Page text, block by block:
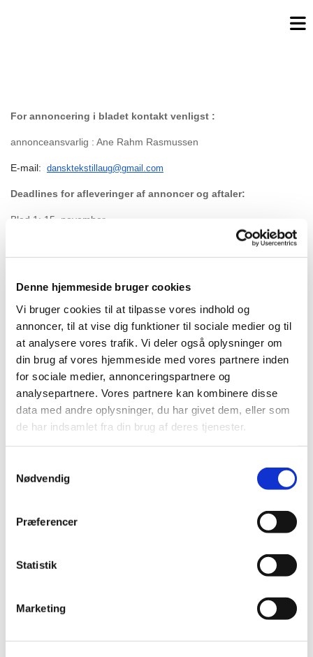
Denne hjemmeside bruger cookies
Vi bruger cookies til at tilpasse vores indhold og
annoncer, til at vise dig funktioner til sociale medier og til
at analysere vores trafik. Vi deler også oplysninger om
din brug af vores hjemmeside med vores partnere inden
for sociale medier, annonceringspartnere og
analysepartnere. Vores partnere kan kombinere disse
data med andre oplysninger, du har givet dem, eller som
de har indsamlet fra din brug af deres tjenester.
Nødvendig
Præferencer
Statistik
Marketing
For annoncering i bladet kontakt venligst :
annonceansvarlig : Ane Rahm Rasmussen
E-mail: dansktekstillaug@gmail.com
Deadlines for afleveringer af annoncer og aftaler:
Blad 1: 15. november
For evt. grafisk assistance kontakt venligst :
Bladets tilrettelægger og redaktør :
Gina Hedegaard Nielsen
Udbakken 30, 2750 Ballerup,
tlf. 32 57 70 50 / 20 42 33 76
1/2 side : kr. 575
1/8 side : kr. 180